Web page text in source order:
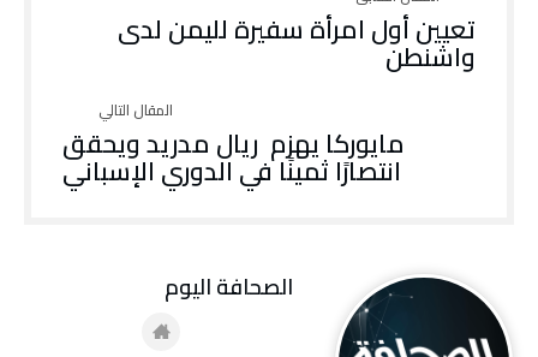
تعيين أول امرأة سفيرة لليمن لدى
واشنطن
مايوركا يهزم ريال مدريد ويحقق
انتصارًا ثمينًا في الدوري الإسباني